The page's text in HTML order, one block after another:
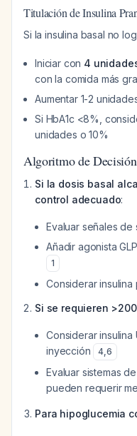
Titulación de Insulina
Si la insulina basal no
Iniciar con 4
con la comida más
Aumentar 1-2
Si HbA1c <8%,
unidades o 10%
Algoritmo de
Si la dosis basal
control adecuado:
Evaluar señales
Añadir agonista
1
Considerar insulina
Si se requieren
Considerar
inyección
4,6
Evaluar sistemas
pueden requerir
Para hipoglucemia